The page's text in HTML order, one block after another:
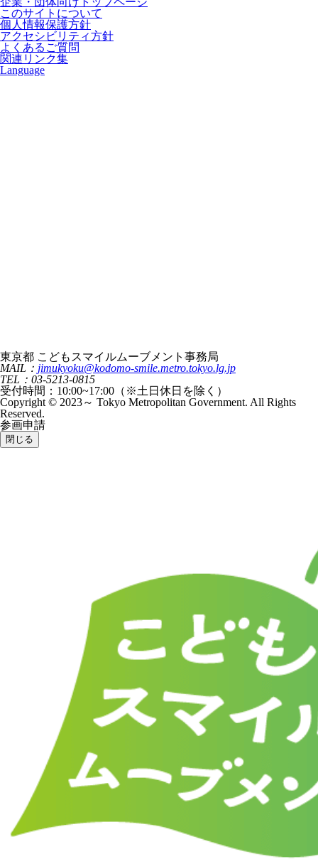
このサイトについて
個人情報保護方針
アクセシビリティ方針
よくあるご質問
関連リンク集
Language
東京都 こどもスマイルムーブメント事務局
MAIL： jimukyoku@kodomo-smile.metro.tokyo.lg.jp
TEL：03-5213-0815
受付時間：10:00~17:00（※土日休日を除く）
Copyright © 2023～ Tokyo Metropolitan Government. All Rights
Reserved.
参画申請
閉じる